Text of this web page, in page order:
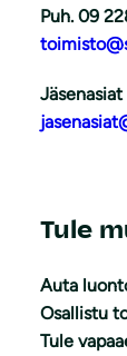
Puh. 09
Jäsenasiat
Tule
Auta
Osallistu
Tule